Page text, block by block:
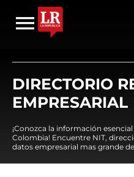
DIRECTORIO
EMPRESARIAL
¡Conozca la información
Colombia! Encuentre NIT,
datos empresarial mas grande